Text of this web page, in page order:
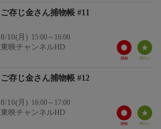
ご存じ金さん捕物帳 #11
8/10(月) 15:00～16:00
東映チャンネルHD
ご存じ金さん捕物帳 #12
8/10(月) 16:00～17:00
東映チャンネルHD